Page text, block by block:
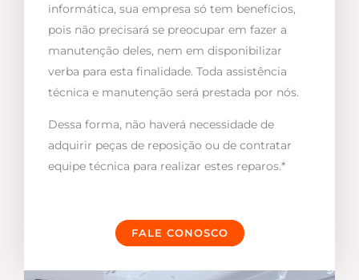
informática, sua empresa só tem benefícios,
pois não precisará se preocupar em fazer a
manutenção deles, nem em disponibilizar
verba para esta finalidade. Toda assistência
técnica e manutenção será prestada por nós.
Dessa forma, não haverá necessidade de
adquirir peças de reposição ou de contratar
equipe técnica para realizar estes reparos.*
FALE CONOSCO